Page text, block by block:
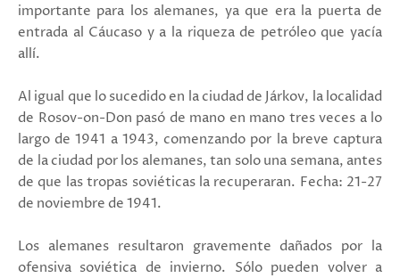
importante para los alemanes, ya que era la puerta de
entrada al Cáucaso y a la riqueza de petróleo que yacía
allí.
Al igual que lo sucedido en la ciudad de Járkov, la localidad
de Rosov-on-Don pasó de mano en mano tres veces a lo
largo de 1941 a 1943, comenzando por la breve captura
de la ciudad por los alemanes, tan solo una semana, antes
de que las tropas soviéticas la recuperaran. Fecha: 21-27
de noviembre de 1941.
Los alemanes resultaron gravemente dañados por la
ofensiva soviética de invierno. Sólo pueden volver a